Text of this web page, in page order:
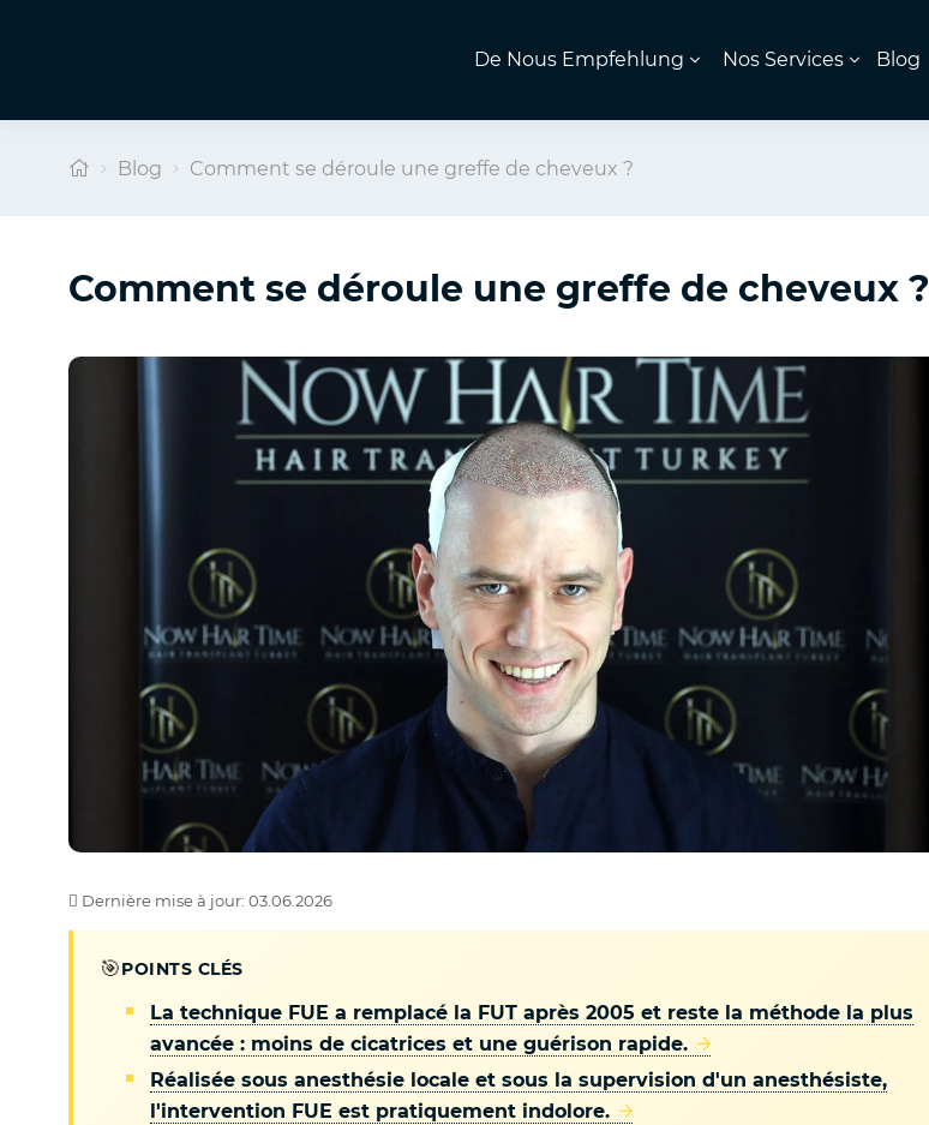
De Nous Empfehlung Nos Services Blog
Blog Comment se déroule une greffe de cheveux ?
Comment se déroule une greffe de cheveux ?
Dernière mise à jour: 03.06.2026
🎯POINTS CLÉS
La technique FUE a remplacé la FUT après 2005 et reste la méthode la plus
avancée : moins de cicatrices et une guérison rapide.
Réalisée sous anesthésie locale et sous la supervision d'un anesthésiste,
l'intervention FUE est pratiquement indolore.